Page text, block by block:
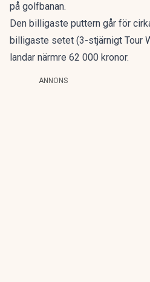
på golfbanan.
Den billigaste puttern går för
billigaste setet (3-stjärnigt Tour
landar närmre 62 000 kronor.
ANNONS